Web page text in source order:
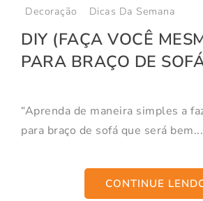
Decoração Dicas Da Semana
DIY (FAÇA VOCÊ
PARA BRAÇO DE
“Aprenda de maneira simples a
para braço de sofá que será bem...
CONTINUE